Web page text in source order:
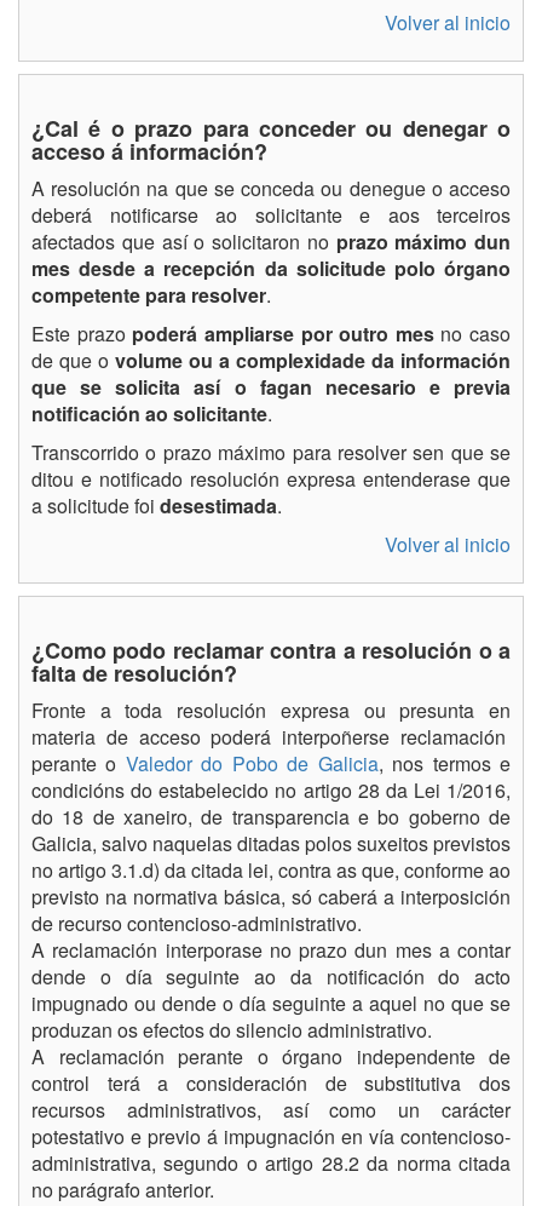
Volver al inicio
¿Cal é o prazo para conceder ou denegar o
acceso á información?
A resolución na que se conceda ou denegue o acceso
deberá notificarse ao solicitante e aos terceiros
afectados que así o solicitaron no prazo máximo dun
mes desde a recepción da solicitude polo órgano
competente para resolver.
Este prazo poderá ampliarse por outro mesno caso
de que o volume ou a complexidade da información
que se solicita así o fagan necesario e previa
notificación ao solicitante.
Transcorrido o prazo máximo para resolver sen que se
ditou e notificado resolución expresa entenderase que
a solicitude foi desestimada.
Volver al inicio
¿Como podo reclamar contra a resolución o a
falta de resolución?
Fronte a toda resolución expresa ou presunta en
materia de acceso poderá interpoñerse reclamación
perante o Valedor do Pobo de Galicia, nos termos e
condicións do estabelecido no artigo 28 da Lei 1/2016,
do 18 de xaneiro, de transparencia e bo goberno de
Galicia, salvo naquelas ditadas polos suxeitos previstos
no artigo 3.1.d) da citada lei, contra as que, conforme ao
previsto na normativa básica, só caberá a interposición
de recurso contencioso-administrativo.
A reclamación interporase no prazo dun mes a contar
dende o día seguinte ao da notificación do acto
impugnado ou dende o día seguinte a aquel no que se
produzan os efectos do silencio administrativo.
A reclamación perante o órgano independente de
control terá a consideración de substitutiva dos
recursos administrativos, así como un carácter
potestativo e previo á impugnación en vía contencioso-
administrativa, segundo o artigo 28.2 da norma citada
no parágrafo anterior.